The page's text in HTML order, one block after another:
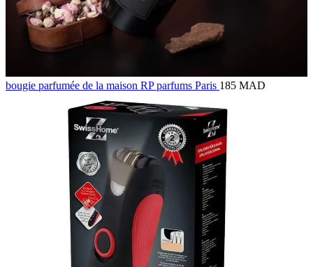
bougie parfumée de la maison RP parfums Paris 185 MAD